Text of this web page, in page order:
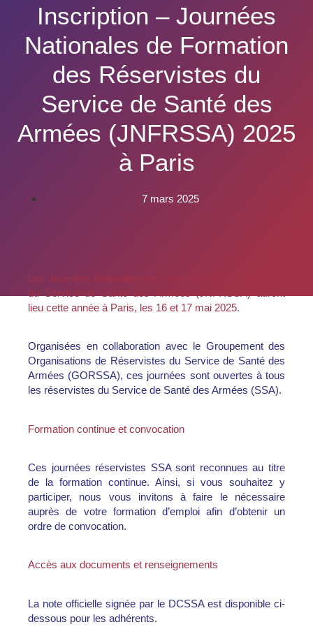
Inscription – Journées
Nationales de Formation
des Réservistes du
Service de Santé des
Armées (JNFRSSA) 2025
à Paris
7 mars 2025
Les Journées Nationales de Formation des Réservistes
du Service de Santé des Armées (JNFRSSA) auront
lieu cette année à Paris, les 16 et 17 mai 2025.
Organisées en collaboration avec le Groupement des
Organisations de Réservistes du Service de Santé des
Armées (GORSSA), ces journées sont ouvertes à tous
les réservistes du Service de Santé des Armées (SSA).
Formation continue et convocation
Ces journées réservistes SSA sont reconnues au titre
de la formation continue. Ainsi, si vous souhaitez y
participer, nous vous invitons à faire le nécessaire
auprès de votre formation d’emploi afin d’obtenir un
ordre de convocation.
Accès aux documents et renseignements
La note officielle signée par le DCSSA est disponible ci-
dessous pour les adhérents.